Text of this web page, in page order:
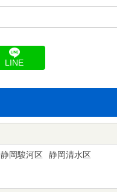
LINE
静岡駿河区
静岡清水区